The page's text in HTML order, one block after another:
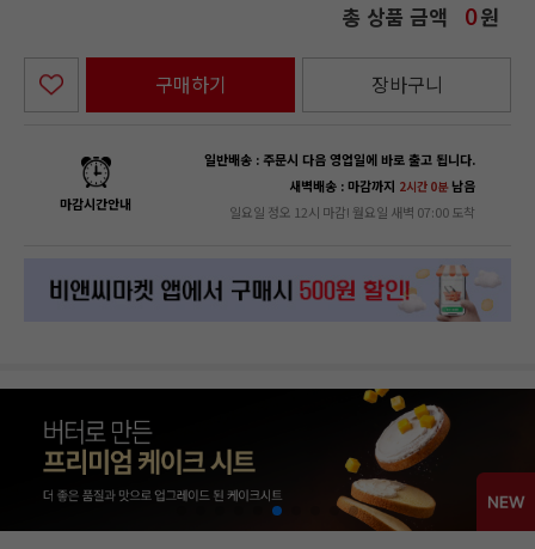
총 상품 금액 0원
구매하기 장바구니
마감시간안내
일반배송 : 주문시 다음 영업일에 바로 출고 됩니다.
새벽배송 : 마감까지 2시간 0분남음
일요일 정오 12시 마감! 월요일 새벽 07:00 도착